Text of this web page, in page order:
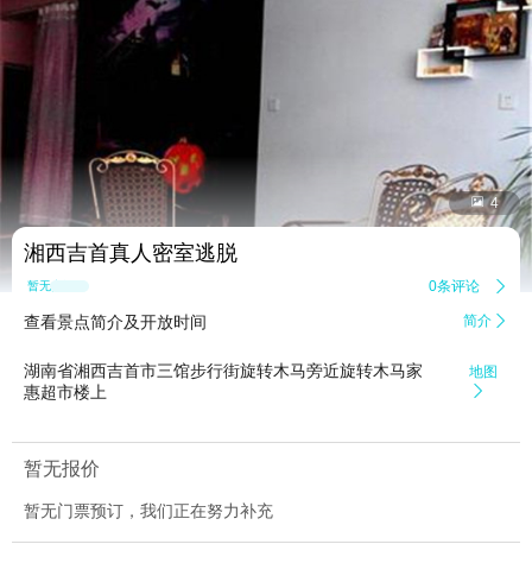
 4
湘西吉首真人密室逃脱
暂无点评 0条评论 
查看景点简介及开放时间 简介 
湖南省湘西吉首市三馆步行街旋转木马旁近旋转木马家
惠超市楼上
地图

暂无报价
暂无门票预订，我们正在努力补充
